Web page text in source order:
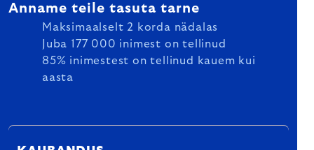
Anname teile tasuta tarne
Maksimaalselt 2 korda nädalas
Juba 177 000 inimest on tellinud
85% inimestest on tellinud kauem kui
aasta